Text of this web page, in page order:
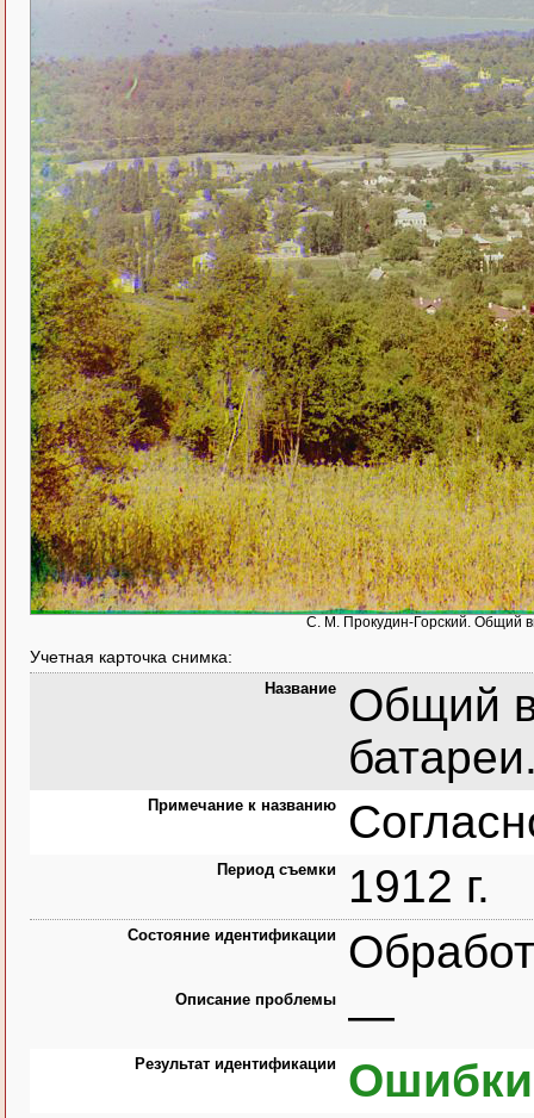
С. М. Прокудин-Горский. Общий
Учетная карточка снимка:
Название
Общий
Примечание к названию
Период съемки 1912 г.
Состояние идентификации
Описание проблемы —
Результат идентификации